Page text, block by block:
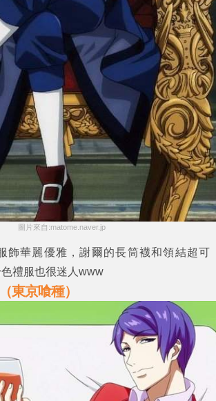
圖片來自:matome.naver.jp
飾華麗優雅，謝爾的長筒襪和領結超可
禮服也很迷人www
東京喰種）